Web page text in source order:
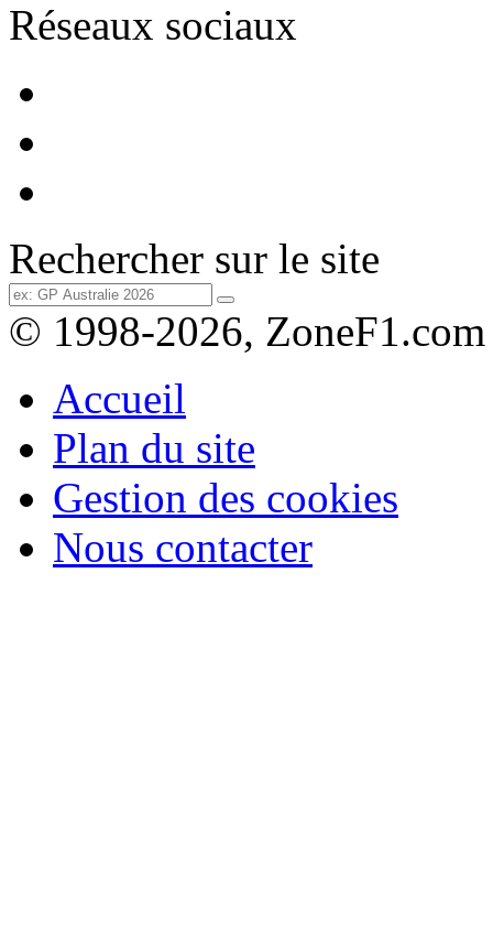
Réseaux sociaux
Rechercher sur le site
© 1998-2026, ZoneF1.com
Accueil
Plan du site
Gestion des cookies
Nous contacter